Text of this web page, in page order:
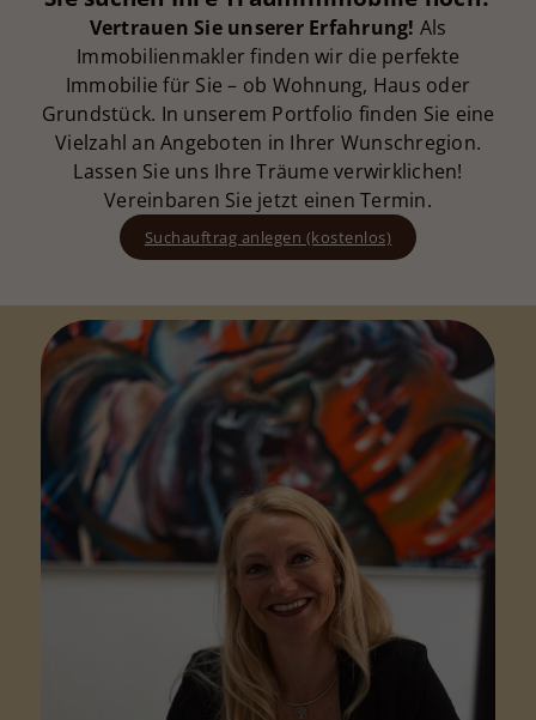
Vertrauen Sie unserer Erfahrung! Als
Immobilienmakler finden wir die perfekte
Immobilie für Sie – ob Wohnung, Haus oder
Grundstück. In unserem Portfolio finden Sie eine
Vielzahl an Angeboten in Ihrer Wunschregion.
Lassen Sie uns Ihre Träume verwirklichen!
Vereinbaren Sie jetzt einen Termin.
Suchauftrag anlegen (kostenlos)